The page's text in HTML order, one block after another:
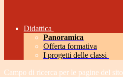
Didattica
Panoramica
Offerta formativa
I progetti delle classi
Campo di ricerca per le pagine del sito